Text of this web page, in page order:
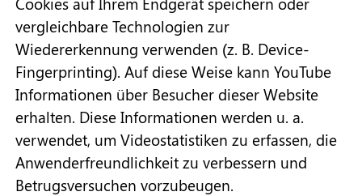
vergleichbare Technologien zur
Wiedererkennung verwenden (z. B. Device-
Fingerprinting). Auf diese Weise kann YouTube
Informationen über Besucher dieser Website
erhalten. Diese Informationen werden u. a.
verwendet, um Videostatistiken zu erfassen, die
Anwenderfreundlichkeit zu verbessern und
Betrugsversuchen vorzubeugen.